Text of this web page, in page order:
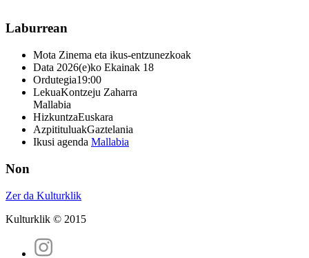
Laburrean
Mota Zinema eta ikus-entzunezkoak
Data 2026(e)ko Ekainak 18
Ordutegia19:00
LekuaKontzeju Zaharra
Mallabia
HizkuntzaEuskara
AzpitituluakGaztelania
Ikusi agenda Mallabia
Non
Zer da Kulturklik
Kulturklik © 2015